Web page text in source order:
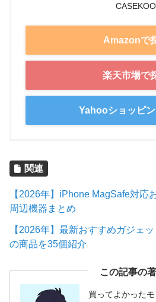
CASEKOO
Amazonで
楽天市場で
Yahooショッピ
関連
【2026年】iPhone MagSafe対応
周辺機器まとめ
【2026年】最新おすすめガジェ
の商品を35個紹介
この記事の
買ってよかった